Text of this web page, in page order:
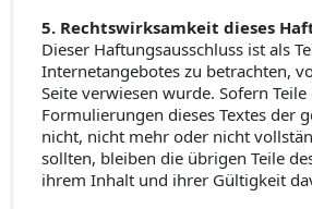
5. Rechtswirksamkeit dieses
Dieser Haftungsausschluss ist als
Internetangebotes zu betrachten,
Seite verwiesen wurde. Sofern
Formulierungen dieses Textes der
nicht, nicht mehr oder nicht
sollten, bleiben die übrigen Teile
ihrem Inhalt und ihrer Gültigkeit